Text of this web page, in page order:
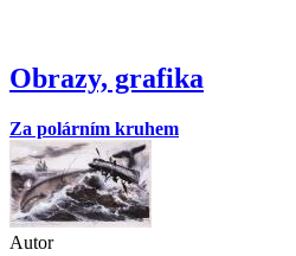
Obrazy, grafika
Za polárním kruhem
Autor